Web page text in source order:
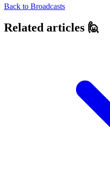
Back to Broadcasts
Related articles 🙋